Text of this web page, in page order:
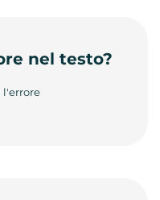
nel testo?
l'errore